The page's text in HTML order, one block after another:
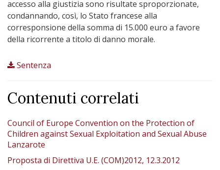
accesso alla giustizia sono risultate sproporzionate,
condannando, così, lo Stato francese alla
corresponsione della somma di 15.000 euro a favore
della ricorrente a titolo di danno morale.
Sentenza
Contenuti correlati
Council of Europe Convention on the Protection of
Children against Sexual Exploitation and Sexual Abuse
Lanzarote
Proposta di Direttiva U.E. (COM)2012, 12.3.2012